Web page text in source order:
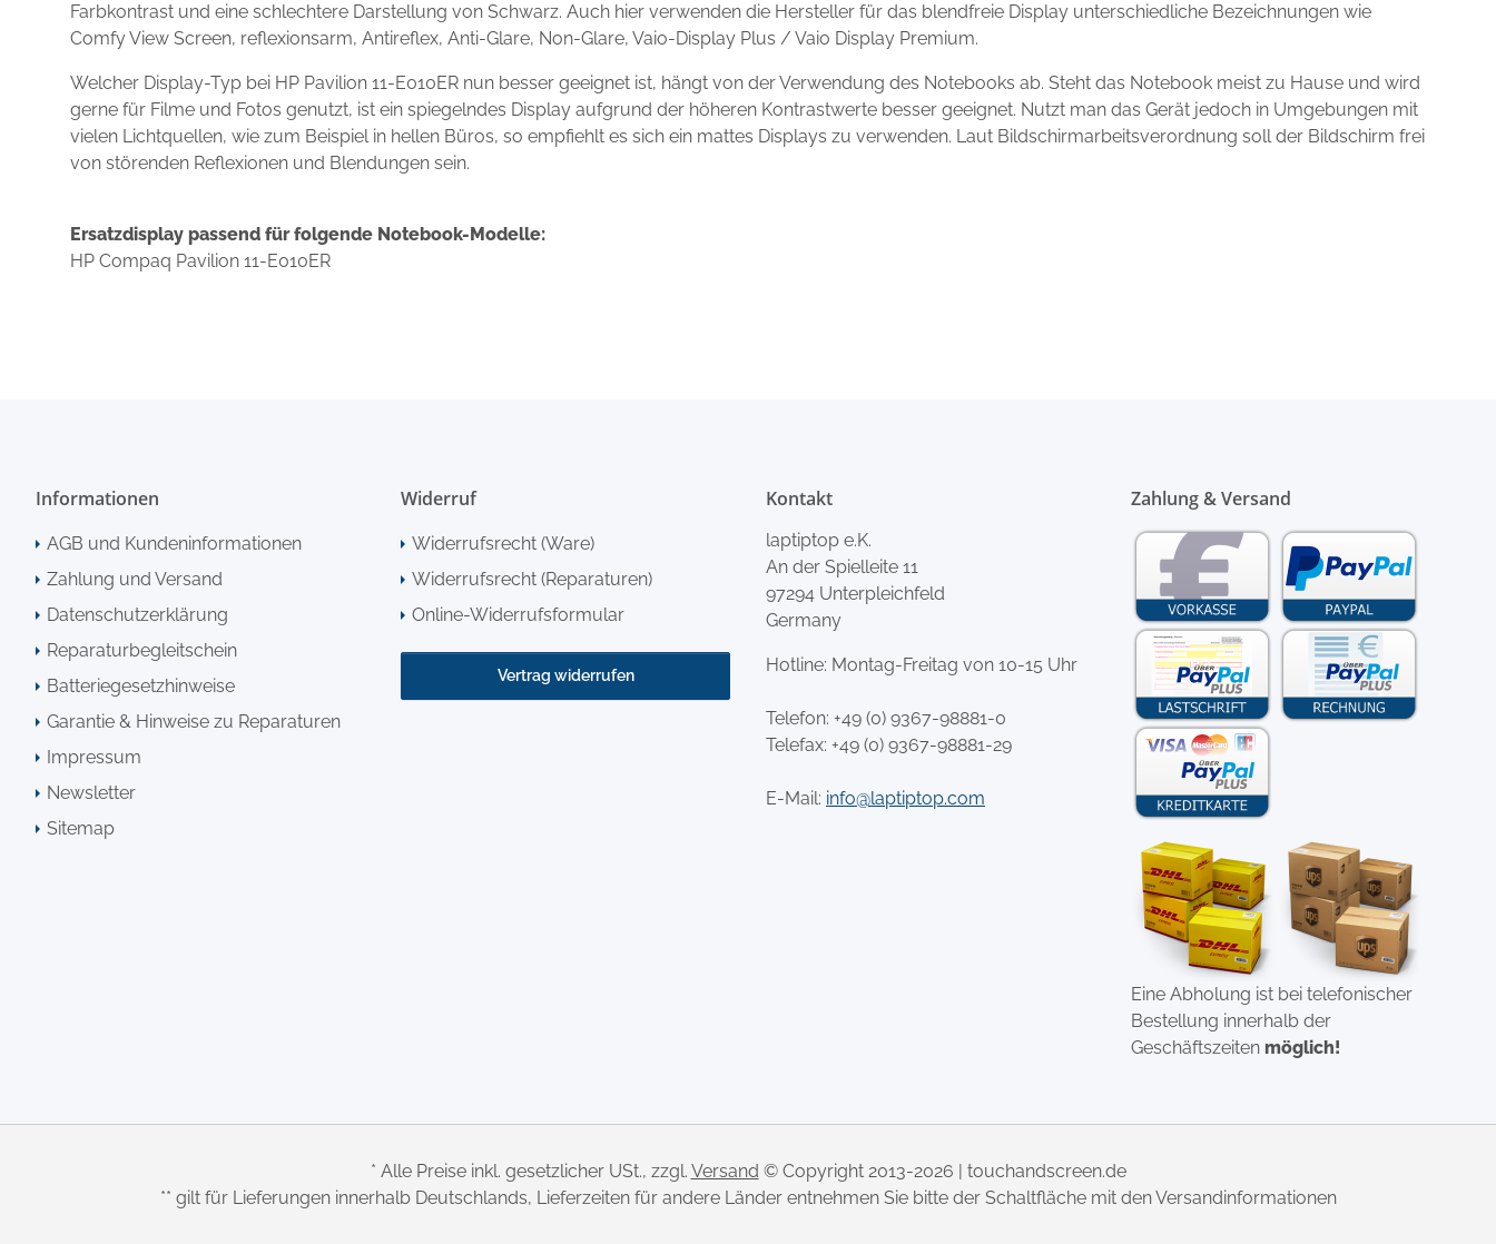
Farbkontrast und eine schlechtere Darstellung von Schwarz. Auch hier verwenden die Hersteller für das blendfreie Display unterschiedliche Bezeichnungen wie
Comfy View Screen, reflexionsarm, Antireflex, Anti-Glare, Non-Glare, Vaio-Display Plus / Vaio Display Premium.
Welcher Display-Typ bei HP Pavilion 11-E010ER nun besser geeignet ist, hängt von der Verwendung des Notebooks ab. Steht das Notebook meist zu Hause und wird
gerne für Filme und Fotos genutzt, ist ein spiegelndes Display aufgrund der höheren Kontrastwerte besser geeignet. Nutzt man das Gerät jedoch in Umgebungen mit
vielen Lichtquellen, wie zum Beispiel in hellen Büros, so empfiehlt es sich ein mattes Displays zu verwenden. Laut Bildschirmarbeitsverordnung soll der Bildschirm frei
von störenden Reflexionen und Blendungen sein.
Ersatzdisplay passend für folgende Notebook-Modelle:
HP Compaq Pavilion 11-E010ER
Informationen
AGB und Kundeninformationen
Zahlung und Versand
Datenschutzerklärung
Reparaturbegleitschein
Batteriegesetzhinweise
Garantie & Hinweise zu Reparaturen
Impressum
Newsletter
Sitemap
Widerruf
Widerrufsrecht (Ware)
Widerrufsrecht (Reparaturen)
Online-Widerrufsformular
Vertrag widerrufen
Kontakt
laptiptop e.K.
An der Spielleite 11
97294 Unterpleichfeld
Germany
Hotline: Montag-Freitag von 10-15 Uhr
Telefon: +49 (0) 9367-98881-0
Telefax: +49 (0) 9367-98881-29
E-Mail: info@laptiptop.com
Zahlung & Versand
Eine Abholung ist bei telefonischer
Bestellung innerhalb der
Geschäftszeiten möglich!
* Alle Preise inkl. gesetzlicher USt., zzgl. Versand © Copyright 2013-2026 | touchandscreen.de
** gilt für Lieferungen innerhalb Deutschlands, Lieferzeiten für andere Länder entnehmen Sie bitte der Schaltfläche mit den Versandinformationen